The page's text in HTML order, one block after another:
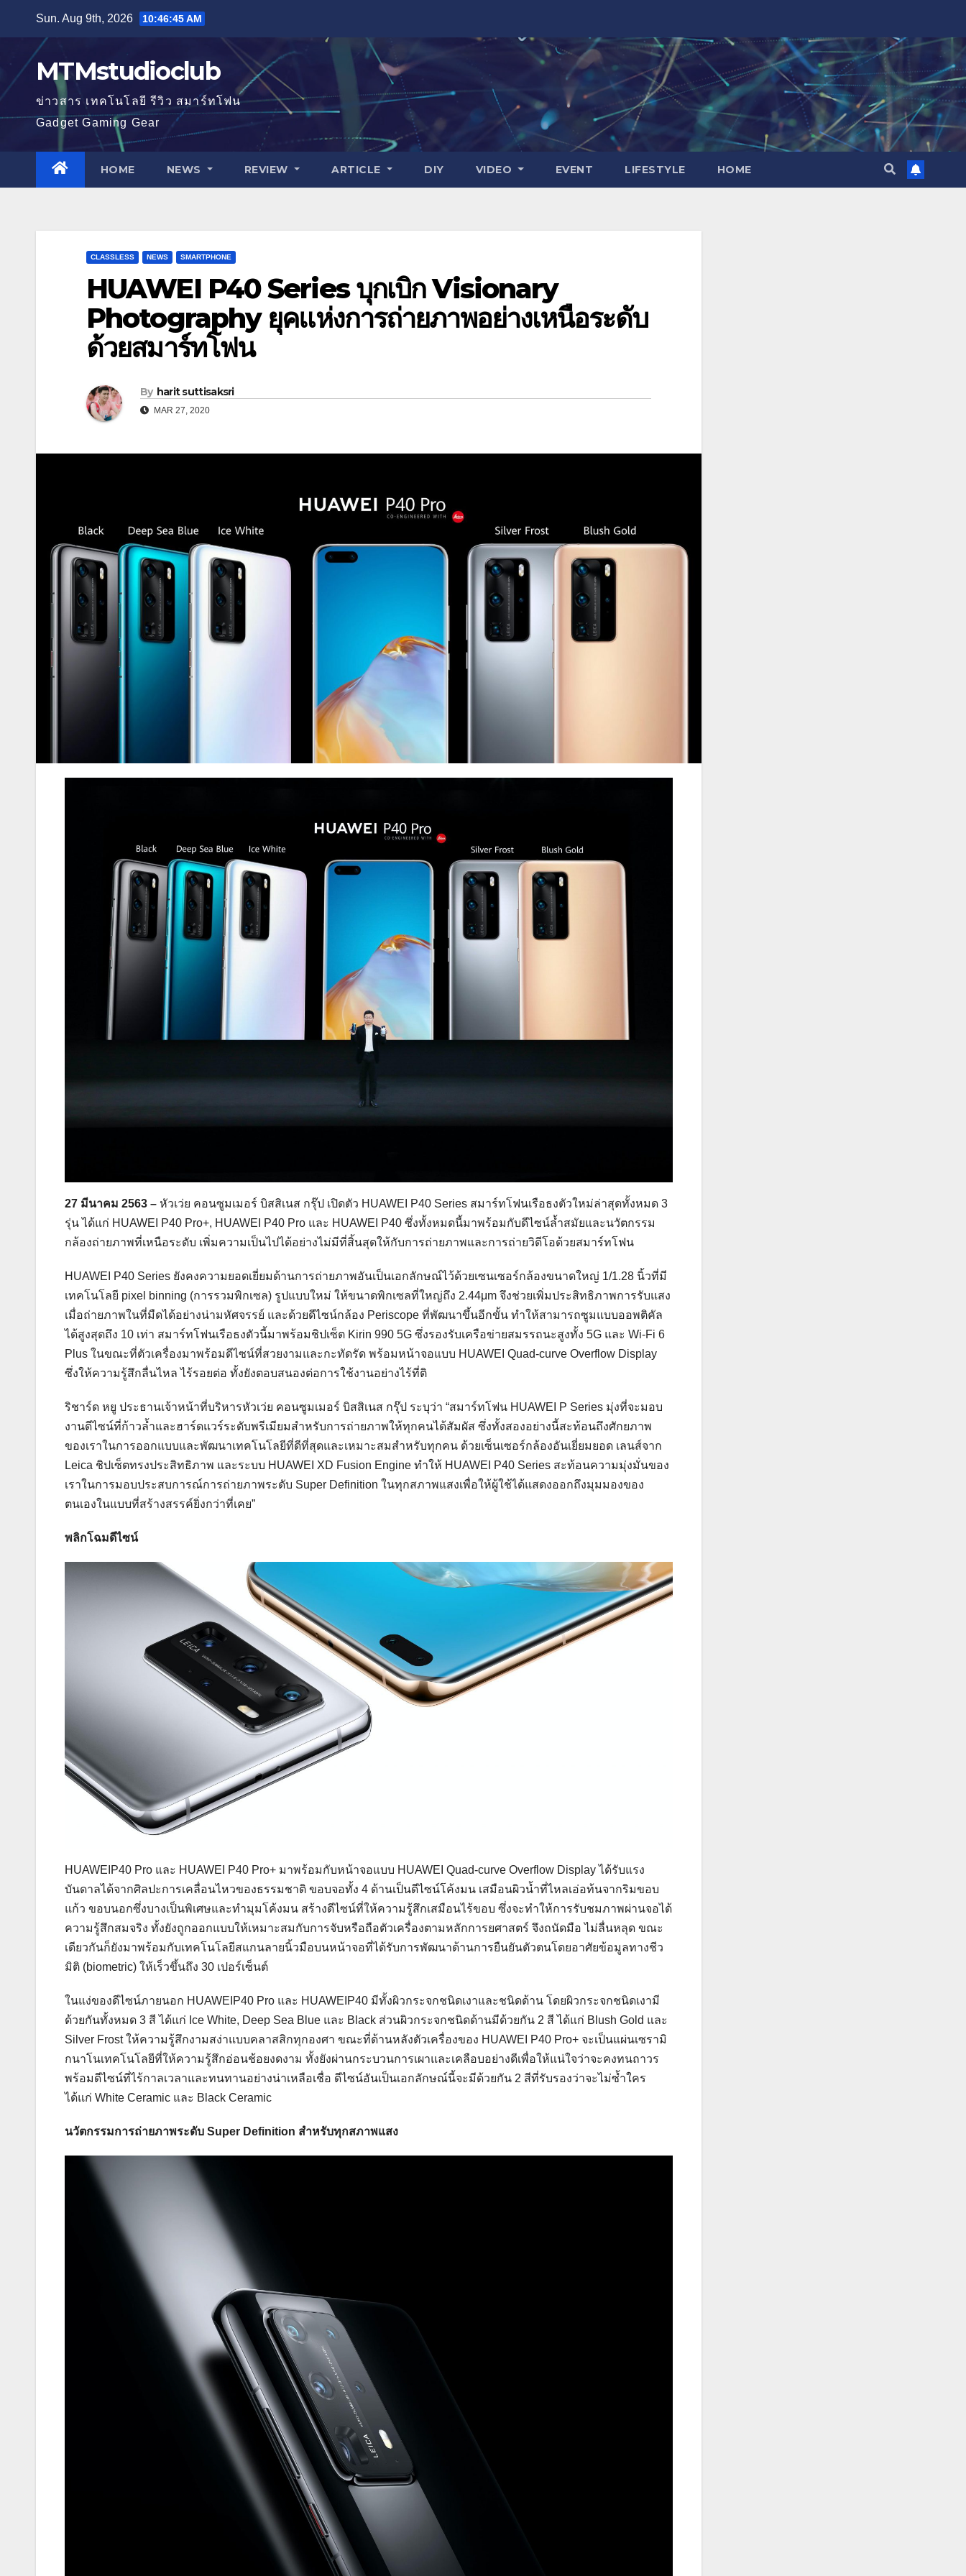
content
Sun. Aug 9th, 2026 10:46:46 AM
MTMstudioclub
ข่าวสาร เทคโนโลยี รีวิว สมาร์ทโฟน
Gadget Gaming Gear
HOME NEWS REVIEW ARTICLE DIY VIDEO EVENT LIFESTYLE HOME
CLASSLESS NEWS SMARTPHONE
HUAWEI P40 Series บุกเบิก Visionary
Photography ยุคแห่งการถ่ายภาพอย่างเหนือระดับ
ด้วยสมาร์ทโฟน
By harit suttisaksri
MAR 27, 2020
27 มีนาคม 2563 – หัวเว่ย คอนซูมเมอร์ บิสสิเนส กรุ๊ป เปิดตัว HUAWEI P40 Series สมาร์ทโฟนเรือธงตัวใหม่ล่าสุดทั้งหมด 3
รุ่น ได้แก่ HUAWEI P40 Pro+, HUAWEI P40 Pro และ HUAWEI P40 ซึ่งทั้งหมดนี้มาพร้อมกับดีไซน์ล้ำสมัยและนวัตกรรม
กล้องถ่ายภาพที่เหนือระดับ เพิ่มความเป็นไปได้อย่างไม่มีที่สิ้นสุดให้กับการถ่ายภาพและการถ่ายวิดีโอด้วยสมาร์ทโฟน
HUAWEI P40 Series ยังคงความยอดเยี่ยมด้านการถ่ายภาพอันเป็นเอกลักษณ์ไว้ด้วยเซนเซอร์กล้องขนาดใหญ่ 1/1.28 นิ้วที่มี
เทคโนโลยี pixel binning (การรวมพิกเซล) รูปแบบใหม่ ให้ขนาดพิกเซลที่ใหญ่ถึง 2.44μm จึงช่วยเพิ่มประสิทธิภาพการรับแสง
เมื่อถ่ายภาพในที่มืดได้อย่างน่ามหัศจรรย์ และด้วยดีไซน์กล้อง Periscope ที่พัฒนาขึ้นอีกขั้น ทำให้สามารถซูมแบบออพติคัล
ได้สูงสุดถึง 10 เท่า สมาร์ทโฟนเรือธงตัวนี้มาพร้อมชิปเซ็ต Kirin 990 5G ซึ่งรองรับเครือข่ายสมรรถนะสูงทั้ง 5G และ Wi-Fi 6
Plus ในขณะที่ตัวเครื่องมาพร้อมดีไซน์ที่สวยงามและกะทัดรัด พร้อมหน้าจอแบบ HUAWEI Quad-curve Overflow Display
ซึ่งให้ความรู้สึกลื่นไหล ไร้รอยต่อ ทั้งยังตอบสนองต่อการใช้งานอย่างไร้ที่ติ
ริชาร์ด หยู ประธานเจ้าหน้าที่บริหารหัวเว่ย คอนซูมเมอร์ บิสสิเนส กรุ๊ป ระบุว่า “สมาร์ทโฟน HUAWEI P Series มุ่งที่จะมอบ
งานดีไซน์ที่ก้าวล้ำและฮาร์ดแวร์ระดับพรีเมียมสำหรับการถ่ายภาพให้ทุกคนได้สัมผัส ซึ่งทั้งสองอย่างนี้สะท้อนถึงศักยภาพ
ของเราในการออกแบบและพัฒนาเทคโนโลยีที่ดีที่สุดและเหมาะสมสำหรับทุกคน ด้วยเซ็นเซอร์กล้องอันเยี่ยมยอด เลนส์จาก
Leica ชิปเซ็ตทรงประสิทธิภาพ และระบบ HUAWEI XD Fusion Engine ทำให้ HUAWEI P40 Series สะท้อนความมุ่งมั่นของ
เราในการมอบประสบการณ์การถ่ายภาพระดับ Super Definition ในทุกสภาพแสงเพื่อให้ผู้ใช้ได้แสดงออกถึงมุมมองของ
ตนเองในแบบที่สร้างสรรค์ยิ่งกว่าที่เคย”
พลิกโฉมดีไซน์
HUAWEIP40 Pro และ HUAWEI P40 Pro+ มาพร้อมกับหน้าจอแบบ HUAWEI Quad-curve Overflow Display ได้รับแรง
บันดาลได้จากศิลปะการเคลื่อนไหวของธรรมชาติ ขอบจอทั้ง 4 ด้านเป็นดีไซน์โค้งมน เสมือนผิวน้ำที่ไหลเอ่อท้นจากริมขอบ
แก้ว ขอบนอกซึ่งบางเป็นพิเศษและทำมุมโค้งมน สร้างดีไซน์ที่ให้ความรู้สึกเสมือนไร้ขอบ ซึ่งจะทำให้การรับชมภาพผ่านจอได้
ความรู้สึกสมจริง ทั้งยังถูกออกแบบให้เหมาะสมกับการจับหรือถือตัวเครื่องตามหลักการยศาสตร์ จึงถนัดมือ ไม่ลื่นหลุด ขณะ
เดียวกันก็ยังมาพร้อมกับเทคโนโลยีสแกนลายนิ้วมือบนหน้าจอที่ได้รับการพัฒนาด้านการยืนยันตัวตนโดยอาศัยข้อมูลทางชีว
มิติ (biometric) ให้เร็วขึ้นถึง 30 เปอร์เซ็นต์
ในแง่ของดีไซน์ภายนอก HUAWEIP40 Pro และ HUAWEIP40 มีทั้งผิวกระจกชนิดเงาและชนิดด้าน โดยผิวกระจกชนิดเงามี
ด้วยกันทั้งหมด 3 สี ได้แก่ Ice White, Deep Sea Blue และ Black ส่วนผิวกระจกชนิดด้านมีด้วยกัน 2 สี ได้แก่ Blush Gold และ
Silver Frost ให้ความรู้สึกงามสง่าแบบคลาสสิกทุกองศา ขณะที่ด้านหลังตัวเครื่องของ HUAWEI P40 Pro+ จะเป็นแผ่นเซรามิ
กนาโนเทคโนโลยีที่ให้ความรู้สึกอ่อนช้อยงดงาม ทั้งยังผ่านกระบวนการเผาและเคลือบอย่างดีเพื่อให้แน่ใจว่าจะคงทนถาวร
พร้อมดีไซน์ที่ไร้กาลเวลาและทนทานอย่างน่าเหลือเชื่อ ดีไซน์อันเป็นเอกลักษณ์นี้จะมีด้วยกัน 2 สีที่รับรองว่าจะไม่ซ้ำใคร
ได้แก่ White Ceramic และ Black Ceramic
นวัตกรรมการถ่ายภาพระดับ Super Definition สำหรับทุกสภาพแสง